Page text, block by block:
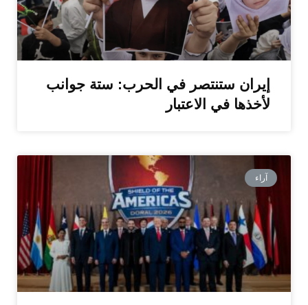
إيران ستنتصر في الحرب: ستة جوانب
لأخذها في الاعتبار
آراء